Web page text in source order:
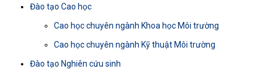
Đào tạo Cao học
Cao học chuyên ngành Khoa học Môi trường
Cao học chuyên ngành Kỹ thuật Môi trường
Đào tạo Nghiên cứu sinh